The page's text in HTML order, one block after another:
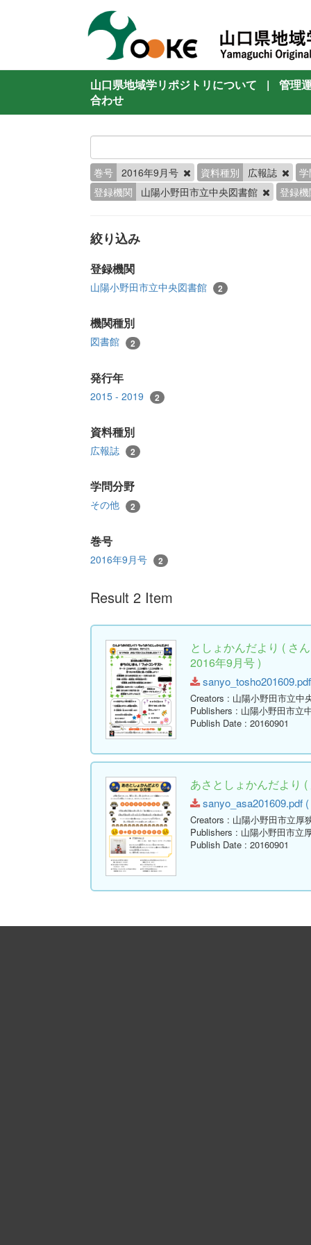
山口県地域学リポジトリについて |
管理
合わせ
巻号 2016年9月号 資料種別 広報誌
登録機関
山陽小野田市立中央図書館 登録
絞り込み
登録機関
山陽小野田市立中央図書館 2
機関種別
図書館 2
発行年
2015 - 2019 2
資料種別
広報誌 2
学問分野
その他 2
巻号
2016年9月号 2
Result 2 Item
としょかんだより ( さ
2016年9月号 )
Creators : 山陽小野田市立中
Publishers : 山陽小野田市立
Publish Date : 20160901
あさとしょかんだより
sanyo_asa201609.pdf
Creators : 山陽小野田市立厚
Publishers : 山陽小野田市立
Publish Date : 20160901